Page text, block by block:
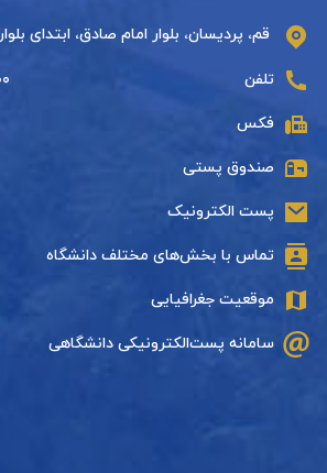
قم، پردیسان، بلوار امام صادق، ابتدای
تلفن
فکس
صندوق پستی
پست الکترونیک
تماس با بخش‌های مختلف دانشگاه
موقعیت جغرافیایی
سامانه پست‌الکترونیکی دانشگاهی